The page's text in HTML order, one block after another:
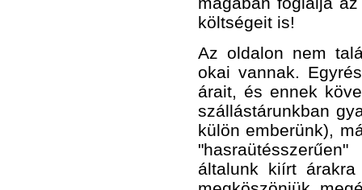
költségeit is!
Az oldalon nem
okai vannak.
árait, és ennek
szállástárunkban
külön emberünk),
általunk kiírt